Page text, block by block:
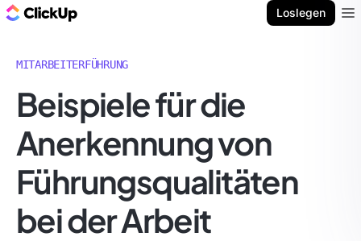
Loslegen
MITARBEITERFÜHRUNG
Beispiele für die
Anerkennung von
Führungsqualitäten
bei der Arbeit